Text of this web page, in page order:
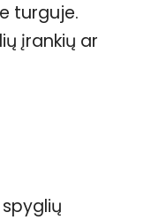
turguje.
įrankių ar